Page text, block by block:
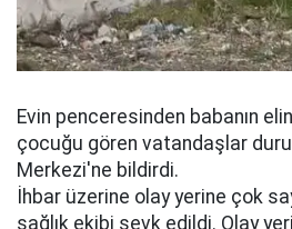
Evin penceresinden babanın
çocuğu gören vatandaşlar
Merkezi'ne bildirdi.
İhbar üzerine olay yerine çok
sağlık ekibi sevk edildi. Olay